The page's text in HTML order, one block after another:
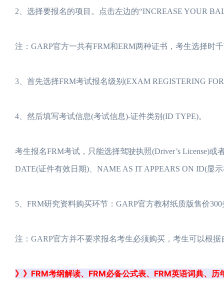
2、选择要报名的项目。点击左边的“INCREASE YOUR
注：GARP官方一共有FRM和ERM两种证书，考生选择时
3、首先选择FRM考试报名级别(EXAM REGISTERING
4、然后填写考试信息(考试信息)-证件类别(ID TYPE)。
考生报名FRM考试，只能选择驾驶执照(Driver’s License)
DATE(证件有效日期)、NAME AS IT APPEARS ON ID(显
5、FRM研究资料购买环节：GARP官方教材纸质版售价
注：GARP官方并不要求报名考生必须购买，考生可以根
》》FRM考纲解读、FRM必备公式表、FRM英语词典、历